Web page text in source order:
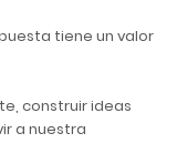
tiene un valor
construir ideas
a nuestra